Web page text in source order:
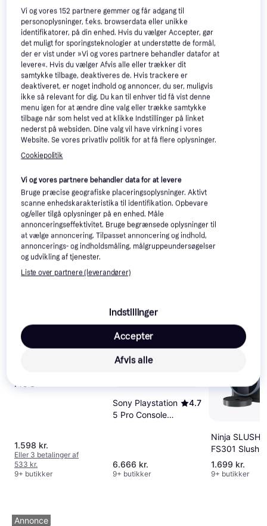
JBL Tune 770NC
Black
4.4
517 kr.599 kr.
Eller 3 betalinger af 172 kr.
9+ butikker
Emporio Armani
Stronger with
You Intensely
EdP 50ml
4.7
387 kr.452 kr.
Eller 3 betalinger af 129 kr.
9+ butikker
33cm
1.036 kr.
Populære produkter lige nu
Pro 3
1.598 kr.
Eller 3 betalinger af
533 kr.
9+ butikker
Sony Playstation
5 Pro Console
4.7
6.666 kr.
9+ butikker
Ninja SLUSHi
FS301 Slush
Maskine 2.5L
1.699 kr.
9+ butikker
Annonce
Vi og vores152 partnere gemmer og får adgang til
personoplysninger, f.eks. browserdata eller unikke
identifikatorer, på din enhed. Hvis du vælger Accepter, gør
det muligt for sporingsteknologier at understøtte de formål,
der er vist under »Vi og vores partnere behandler datafor at
levere«. Hvis du vælger Afvis alle eller trækker dit
samtykke tilbage, deaktiveres de. Hvis trackere er
deaktiveret, er noget indhold og annoncer, du ser, muligvis
ikke så relevant for dig. Du kan til enhver tid få vist denne
menu igen for at ændre dine valg eller trække samtykke
tilbage når som helst ved at klikke Indstillinger på linket
nederst på websiden. Dine valg vil have virkning i vores
Website. Se vores privatliv politik for at få flere oplysninger.
Cookiepolitik
Vi og vores partnere behandler data for at levere
Bruge præcise geografiske placeringsoplysninger. Aktivt
scanne enhedskarakteristika til identifikation. Opbevare
og/eller tilgå oplysninger på en enhed. Måle
annonceringseffektivitet. Bruge begrænsede oplysninger til
at vælge annoncering. Tilpasset annoncering og indhold,
annoncerings- og indholdsmåling, målgruppeundersøgelser
og udvikling af tjenester.
Liste over partnere (leverandører)
Indstillinger
Afvis alle
Accepter